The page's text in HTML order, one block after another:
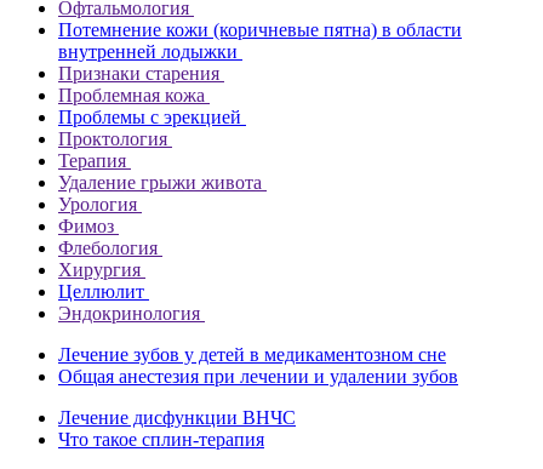
Офтальмология
Потемнение кожи (коричневые пятна) в области
внутренней лодыжки
Признаки старения
Проблемная кожа
Проблемы с эрекцией
Проктология
Терапия
Удаление грыжи живота
Урология
Фимоз
Флебология
Хирургия
Целлюлит
Эндокринология
Лечение зубов у детей в медикаментозном сне
Общая анестезия при лечении и удалении зубов
Лечение дисфункции ВНЧС
Что такое сплин-терапия